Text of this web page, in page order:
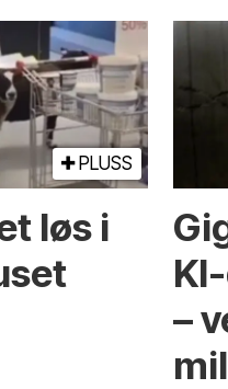
PLUSS
løs i
–